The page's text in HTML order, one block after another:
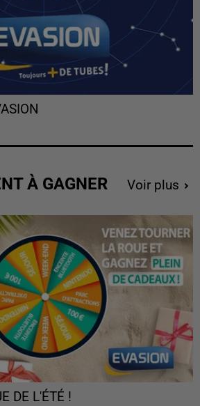
À GAGNER Voir plus
DE L'ÉTÉ !